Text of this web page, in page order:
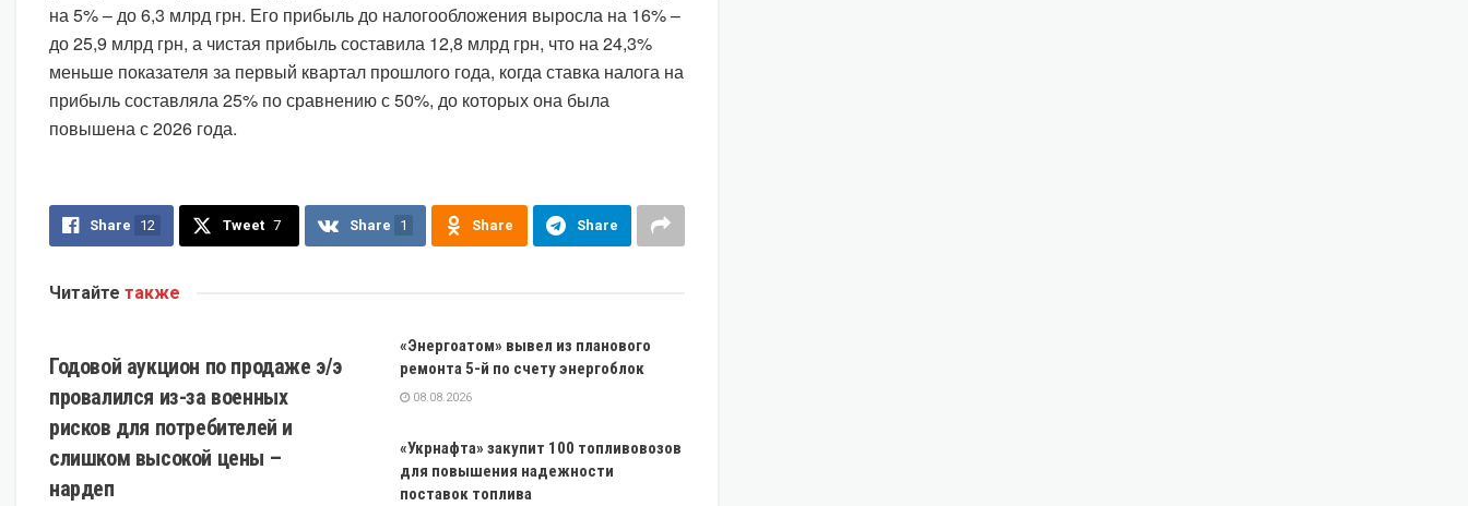
на 5% – до 6,3 млрд грн. Его прибыль до налогообложения выросла на 16% –
до 25,9 млрд грн, а чистая прибыль составила 12,8 млрд грн, что на 24,3%
меньше показателя за первый квартал прошлого года, когда ставка налога на
прибыль составляла 25% по сравнению с 50%, до которых она была
повышена с 2026 года.
Share 12 Tweet 7 Share 1 Share Share
Читайте также
Годовой аукцион по продаже э/э
провалился из-за военных
рисков для потребителей и
слишком высокой цены –
нардеп
«Энергоатом» вывел из планового
ремонта 5-й по счету энергоблок
08.08.2026
«Укрнафта» закупит 100 топливовозов
для повышения надежности
поставок топлива